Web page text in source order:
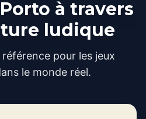
à travers
ludique
pour les jeux
le monde réel.